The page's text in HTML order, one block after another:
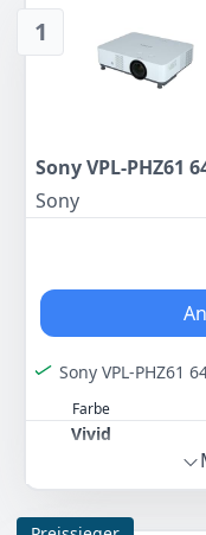
1
Sony VPL-PHZ61
Sony
Sony VPL-PHZ61
Farbe
Vivid